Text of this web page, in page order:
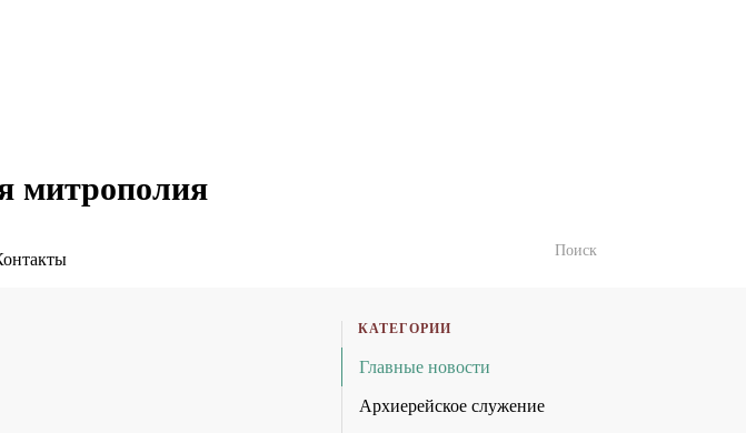
КАТЕГОРИИ
Главные новости
Архиерейское служение